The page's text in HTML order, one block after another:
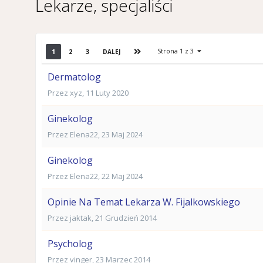
Lekarze, specjaliści
1 2 3 DALEJ Strona 1 z 3
Dermatolog
Przez xyz, 11 Luty 2020
Ginekolog
Przez Elena22,23 Maj 2024
Ginekolog
Przez Elena22,22 Maj 2024
Opinie Na Temat Lekarza W. Fijalkowskiego
Przez jaktak,21 Grudzień 2014
Psycholog
Przez vinger,23 Marzec 2014